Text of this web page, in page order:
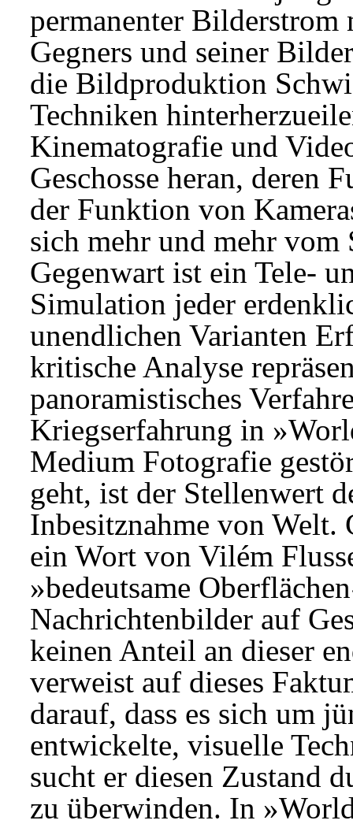
permanenter Bilderstrom
Gegners und seiner
die Bildproduktion
Techniken
Kinematografie und
Geschosse heran, deren
der Funktion von
sich mehr und mehr
Gegenwart ist ein Tele-
Simulation jeder
unendlichen Varianten
kritische Analyse
panoramistisches
Kriegserfahrung in
Medium Fotografie
geht, ist der Stellenwert
Inbesitznahme von Welt.
ein Wort von Vilém
»bedeutsame
Nachrichtenbilder auf
keinen Anteil an dieser
verweist auf dieses
darauf, dass es sich um
entwickelte, visuelle
sucht er diesen Zustand
zu überwinden. In